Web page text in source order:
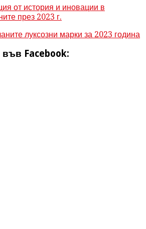
от история и иновации в
през 2023 г.
луксозни марки за 2023 година
Facebook: